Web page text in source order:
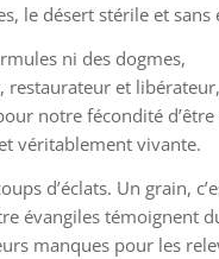
le désert stérile et
ni des dogmes,
et
notre fécondité
véritablement vivante.
d’éclats. Un grain,
évangiles témoignent
manques pour les